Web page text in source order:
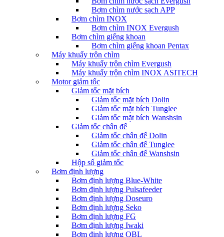
Bơm chìm nước sạch APP
Bơm chìm INOX
Bơm chìm INOX Evergush
Bơm chìm giếng khoan
Bơm chìm giếng khoan Pentax
Máy khuấy trộn chìm
Máy khuấy trộn chìm Evergush
Máy khuấy trộn chìm INOX ASITECH
Motor giảm tốc
Giảm tốc mặt bích
Giảm tốc mặt bích Dolin
Giảm tốc mặt bích Tunglee
Giảm tốc mặt bích Wanshsin
Giảm tốc chân đế
Giảm tốc chân đế Dolin
Giảm tốc chân đế Tunglee
Giảm tốc chân đế Wanshsin
Hộp số giảm tốc
Bơm định lượng
Bơm định lượng Blue-White
Bơm định lượng Pulsafeeder
Bơm định lượng Doseuro
Bơm định lượng Seko
Bơm định lượng FG
Bơm định lượng Iwaki
Bơm định lượng OBL